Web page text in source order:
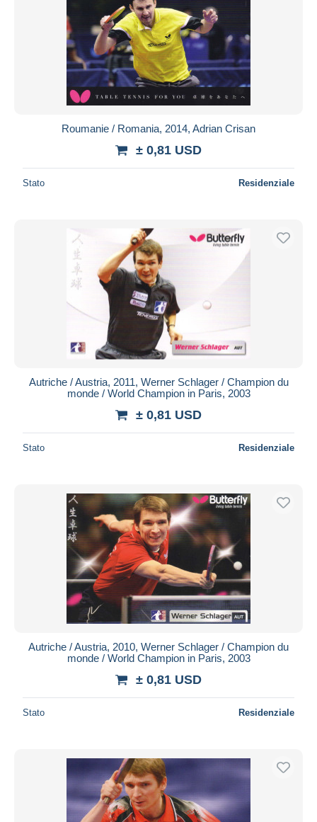
Roumanie / Romania, 2014, Adrian Crisan
± 0,81 USD
Stato Residenziale
Autriche / Austria, 2011, Werner Schlager / Champion du
monde / World Champion in Paris, 2003
± 0,81 USD
Stato Residenziale
Autriche / Austria, 2010, Werner Schlager / Champion du
monde / World Champion in Paris, 2003
± 0,81 USD
Stato Residenziale